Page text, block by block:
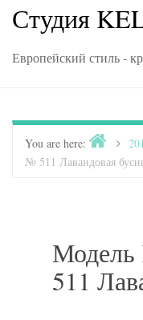
Студия
Европейский стиль -
You are here: Home
№ 511 Лавандовая
511